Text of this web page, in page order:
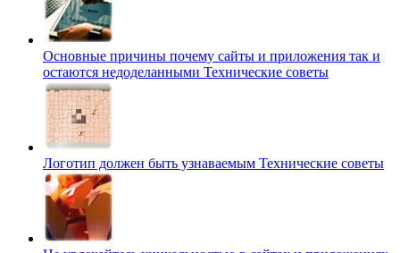
Основные причины почему сайты и приложения так и
остаются недоделанными Технические советы
Логотип должен быть узнаваемым Технические советы